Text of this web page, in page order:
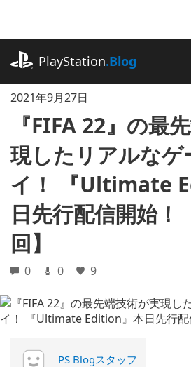
に
ッ
PlayStation.Blog
2021年9月27日
『FIFA 22』の最
現したリアルなゲ
イ！ 『Ultimate
日先行配信開始！
回】
0 0 9
PS Blogスタッフ